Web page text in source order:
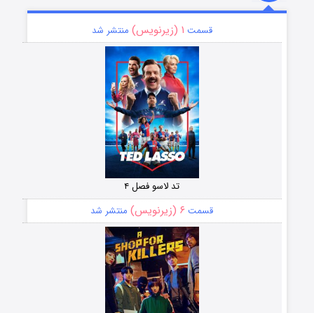
قسمت ۱ (زیرنویس) منتشر شد
تد لاسو فصل ۴
قسمت ۶ (زیرنویس) منتشر شد